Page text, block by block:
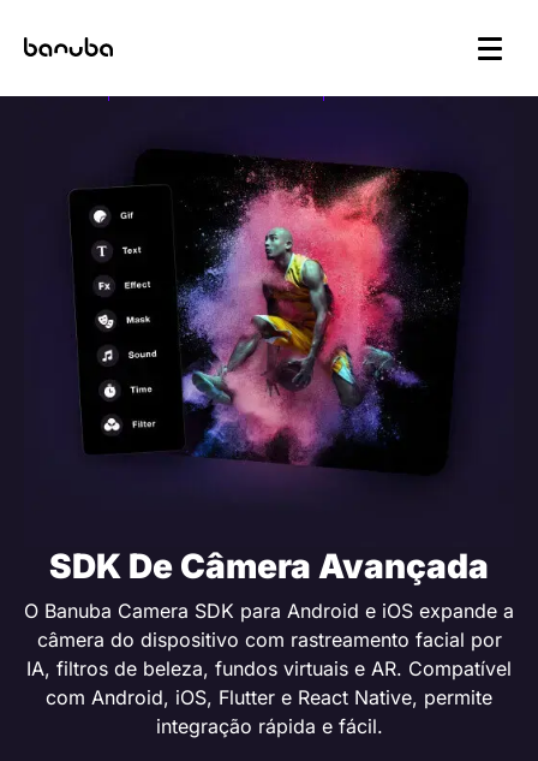
SDK De Câmera Avançada
O Banuba Camera SDK para Android e iOS expande a
câmera do dispositivo com rastreamento facial por
IA, filtros de beleza, fundos virtuais e AR. Compatível
com Android, iOS, Flutter e React Native, permite
integração rápida e fácil.